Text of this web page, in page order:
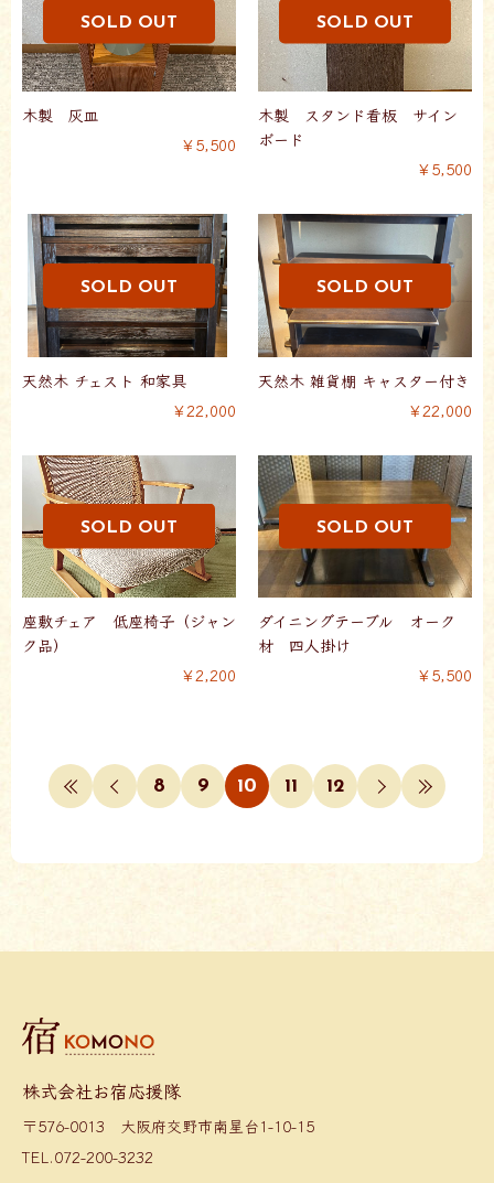
木製 灰皿
￥5,500
木製 スタンド看板 サイン
ボード
￥5,500
天然木 チェスト 和家具
￥22,000
天然木 雑貨棚 キャスター付き
￥22,000
座敷チェア 低座椅子（ジャン
ク品）
￥2,200
ダイニングテーブル オーク
材 四人掛け
￥5,500
8 9 10 11 12
株式会社お宿応援隊
〒576-0013 大阪府交野市南星台1-10-15
TEL.072-200-3232